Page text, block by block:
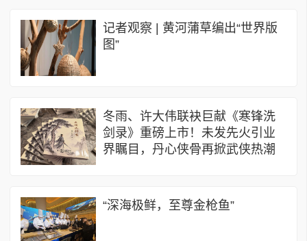
记者观察 | 黄河蒲草编出“世界版
图”
冬雨、许大伟联袂巨献《寒锋洗
剑录》重磅上市！未发先火引业
界瞩目，丹心侠骨再掀武侠热潮
“深海极鲜，至尊金枪鱼”